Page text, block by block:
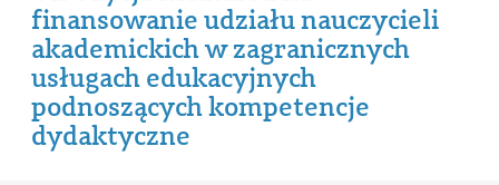
finansowanie udziału nauczycieli
akademickich w zagranicznych
usługach edukacyjnych
podnoszących kompetencje
dydaktyczne